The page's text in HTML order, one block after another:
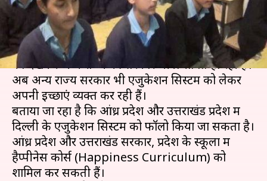
क्या है खबर?
दिल्ली सरकार द्वारा एजुकेशन सिस्टम में किए गए बदलावों
को देखकर अन्य राज्य की सरकारें भी प्रभावित हो रही हैं।
अब अन्य राज्य सरकारें भी एजुकेशन सिस्टम को लेकर
अपनी इच्छाएं व्यक्त कर रही हैं।
बताया जा रहा है कि आंध्र प्रदेश और उत्तराखंड प्रदेश में
दिल्ली के एजुकेशन सिस्टम को फॉलो किया जा सकता है।
आंध्र प्रदेश और उत्तराखंड सरकार, प्रदेश के स्कूलों में
हैप्पीनेस कोर्स (Happiness Curriculum) को
शामिल कर सकती हैं।